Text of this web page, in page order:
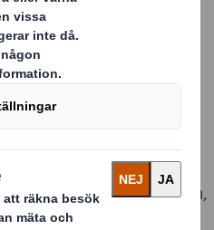
av 100 %
wellpapp och utformad
hela leveranskedjan,
till butik och konsument.